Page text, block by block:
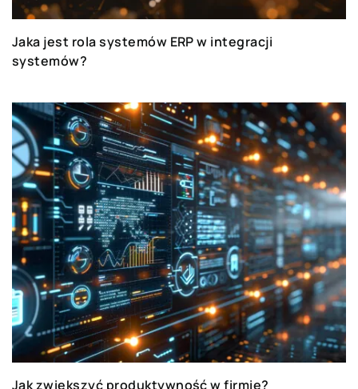
Jaka jest rola systemów ERP w integracji
systemów?
Jak zwiększyć produktywność w firmie?